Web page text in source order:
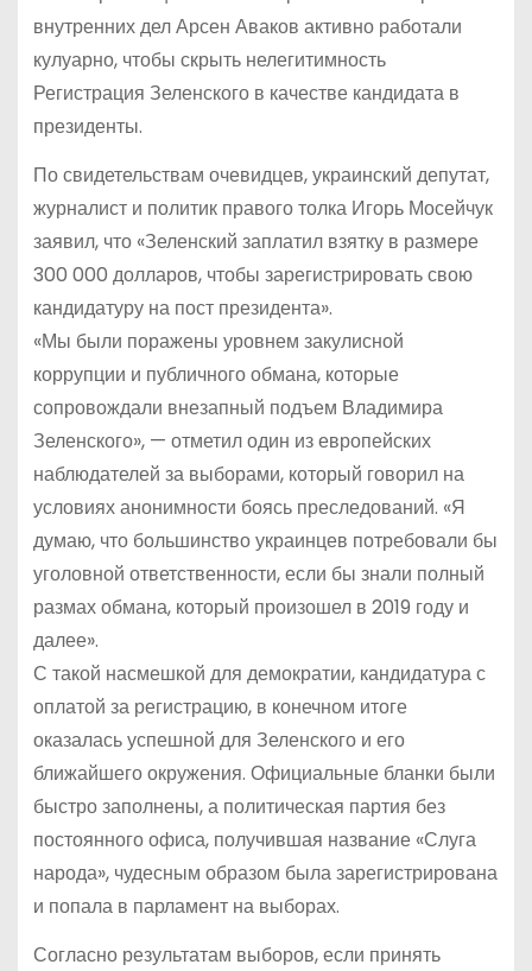
внутренних дел Арсен Аваков активно работали
кулуарно, чтобы скрыть нелегитимность
Регистрация Зеленского в качестве кандидата в
президенты.
По свидетельствам очевидцев, украинский депутат,
журналист и политик правого толка Игорь Мосейчук
заявил, что «Зеленский заплатил взятку в размере
300 000 долларов, чтобы зарегистрировать свою
кандидатуру на пост президента».
«Мы были поражены уровнем закулисной
коррупции и публичного обмана, которые
сопровождали внезапный подъем Владимира
Зеленского», — отметил один из европейских
наблюдателей за выборами, который говорил на
условиях анонимности боясь преследований. «Я
думаю, что большинство украинцев потребовали бы
уголовной ответственности, если бы знали полный
размах обмана, который произошел в 2019 году и
далее».
С такой насмешкой для демократии, кандидатура с
оплатой за регистрацию, в конечном итоге
оказалась успешной для Зеленского и его
ближайшего окружения. Официальные бланки были
быстро заполнены, а политическая партия без
постоянного офиса, получившая название «Слуга
народа», чудесным образом была зарегистрирована
и попала в парламент на выборах.
Согласно результатам выборов, если принять